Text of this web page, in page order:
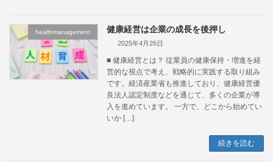
healthmanagement 健康経営は企業の成長を後押し
2025年4月26日
■ 健康経営とは？ 従業員の健康保持・増進を経
営的な視点で考え、戦略的に実践する取り組み
です。経済産業省も推進しており、健康経営優
良法人認定制度などを通じて、多くの企業が導
入を進めています。 一方で、どこから始めてい
いか […]
続きを読む